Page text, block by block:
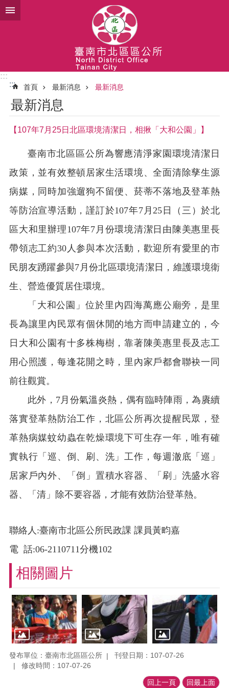
跳到主要內容區塊
:::
:::
首頁 最新消息 最新消息
最新消息
【107年7月25日北區環境清潔日，相揪「大和公園」】
臺南市北區區公所為響應清淨家園環境清潔日
政策，並有效整頓居家生活環境、全面清除孳生源
病媒，同時加強遛狗不留便、菸蒂不落地及登革熱
等防治宣導活動，謹訂於107年7月25 日（三）於北
區大和里辦理107年7 月份環境清潔日由陳美惠里長
帶領志工約30人参與本次活動，歡迎所有愛里的市
民朋友踴躍參與7 月份北區環境清潔日，維護環境衛
生、營造優質居住環境。
「大和公園」位於里內四海萬應公廟旁，是里
長為讓里內民眾有個休閒的地方而申請建立的，今
日大和公園有十多株梅樹，靠著陳美惠里長及志工
用心照護，每逢花開之時，里內家戶都會聯袂一同
前往觀賞。
此外， 7月份氣溫炎熱，偶有臨時陣雨，為賡續
落實登革熱防治工作，北區公所再次提醒民眾，登
革熱病媒蚊幼蟲在乾燥環境下可生存一年，唯有確
實執行「巡、倒、刷、洗」工作，每週澈底「巡」
居家戶內外、「倒」置積水容器、「刷」洗盛水容
器、「清」除不要容器，才能有效防治登革熱。
聯絡人 :臺南市北區公所民政課 課員黃畇嘉
電 話:06-2110711分機102
相關圖片
發布單位：臺南市北區區公所
刊登日期：107-07-26
修改時間：107-07-26
回上一頁 回最上面